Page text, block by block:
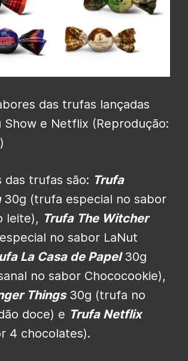
das trufas lançadas
Show e Netflix (Reprodução:
das trufas são: Trufa
30g (trufa especial no sabor
leite), Trufa The Witcher
no sabor LaNut
La Casa de Papel30g
no sabor Chococookie),
Things30g (trufa no
doce) e Trufa Netflix
4 chocolates).